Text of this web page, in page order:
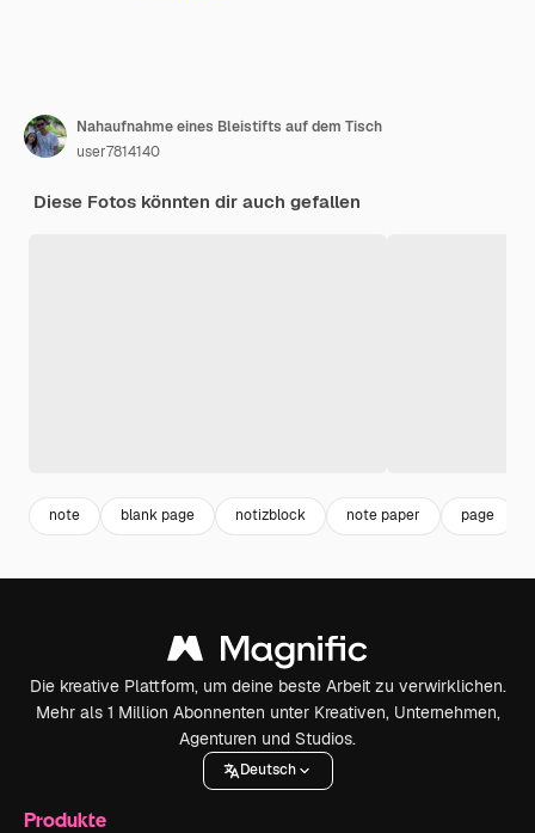
Nahaufnahme eines Bleistifts auf dem Tisch
user7814140
Diese Fotos könnten dir auch gefallen
note blank page notizblock note paper page
Die kreative Plattform, um deine beste Arbeit zu verwirklichen.
Mehr als 1 Million Abonnenten unter Kreativen, Unternehmen,
Agenturen und Studios.
Deutsch
Produkte